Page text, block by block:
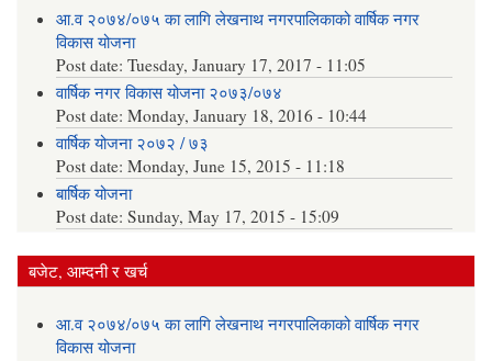
आ.व २०७४/०७५ का लागि लेखनाथ नगरपालिकाको वार्षिक नगर
विकास योजना
Post date:Tuesday, January 17, 2017 - 11:05
वार्षिक नगर विकास योजना २०७३/०७४
Post date:Monday, January 18, 2016 - 10:44
वार्षिक योजना २०७२ / ७३
Post date:Monday, June 15, 2015 - 11:18
बार्षिक योजना
Post date:Sunday, May 17, 2015 - 15:09
बजेट, आम्दनी र खर्च
आ.व २०७४/०७५ का लागि लेखनाथ नगरपालिकाको वार्षिक नगर
विकास योजना